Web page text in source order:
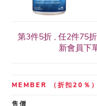
第3件5折 , 任2件75
新會員下
MEMBER （折扣20％）
售價